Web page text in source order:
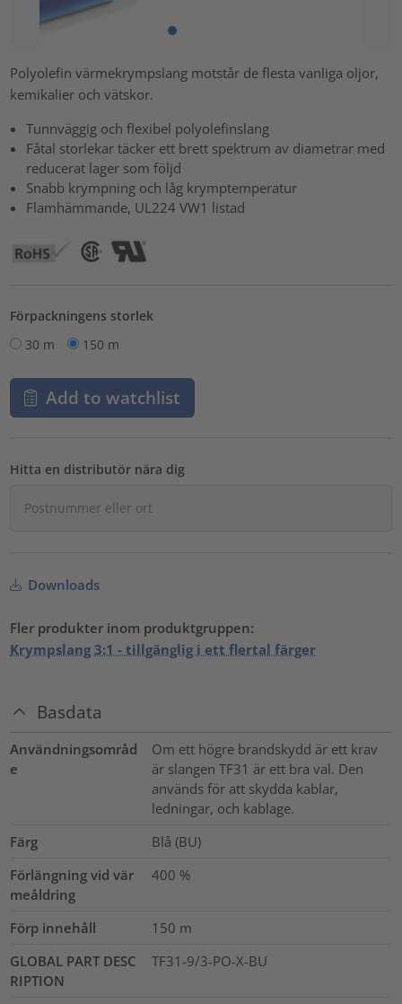
Polyolefin värmekrympslang motstår de flesta vanliga oljor,
kemikalier och vätskor.
Tunnväggig och flexibel polyolefinslang
Fåtal storlekar täcker ett brett spektrum av diametrar med
reducerat lager som följd
Snabb krympning och låg krymptemperatur
Flamhämmande, UL224 VW1 listad
Förpackningens storlek
30 m
150 m
Add to watchlist
Hitta en distributör nära dig
Downloads
Fler produkter inom produktgruppen:
Krympslang 3:1 - tillgänglig i ett flertal färger
Basdata
Användningsområd
e
Om ett högre brandskydd är ett krav
är slangen TF31 är ett bra val. Den
används för att skydda kablar,
ledningar, och kablage.
Färg
Blå (BU)
Förlängning vid vär
meåldring
400 %
Förp innehåll 150 m
GLOBAL PART DESC
RIPTION
TF31-9/3-PO-X-BU